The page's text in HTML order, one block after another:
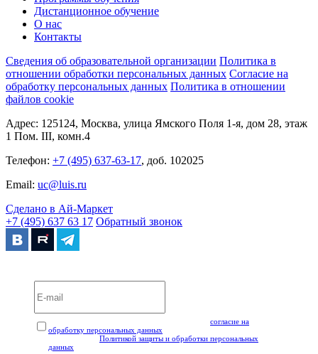
Дистанционное обучение
О нас
Контакты
Сведения об образовательной организации Политика в
отношении обработки персональных данных Согласие на
обработку персональных данных Политика в отношении
файлов cookie
Адрес: 125124, Москва, улица Ямского Поля 1-я, дом 28, этаж
1 Пом. III, комн.4
Телефон: +7 (495) 637-63-17, доб. 102025
Email: uc@luis.ru
Сделано в Ай-Маркет
+7 (495) 637 63 17 Обратный звонок
согласие на
обработку персональных данных
Политикой защиты и обработки персональных
данных